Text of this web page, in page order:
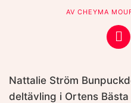
AV CHEYMA
Nattalie Ström
deltävling i Ortens